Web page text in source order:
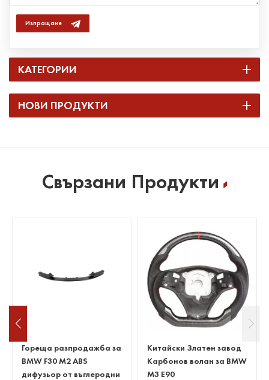
Изпращане
КАТЕГОРИИ
НОВИ ПРОДУКТИ
Свързани Продукти
волан
въглеродни влакна за
Персонализиран
карбонов волан за BMW
M3 E90 E92 E93